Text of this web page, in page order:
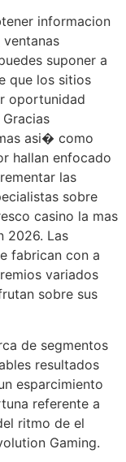
informacion
ventanas
suponer a
que los sitios
oportunidad
asi� como
hallan enfocado
las
sobre
casino la mas
2026. Las
fabrican con a
variados
sobre sus
de segmentos
resultados
esparcimiento
referente a
ritmo de el
Gaming.